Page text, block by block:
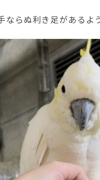
らぬ利き足があるよ